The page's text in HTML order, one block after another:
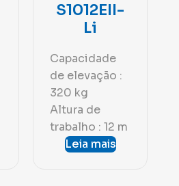
S1012EII-
Li
Capacidade
de elevação :
320 kg
Altura de
trabalho : 12 m
Leia mais